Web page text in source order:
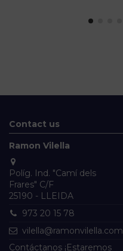
Contact us
Ramon Vilella
Políg. Ind. "Camí dels
Frares" C/F
25190 - LLEIDA
973 20 15 78
vilella@ramonvilella.com
Contáctanos ¡Estaremos